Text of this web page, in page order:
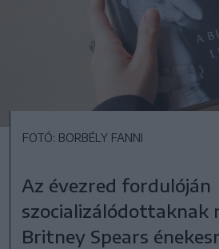
FOTÓ: BORBÉLY FANNI
Az évezred fordulóján
szocializálódottaknak
Britney Spears